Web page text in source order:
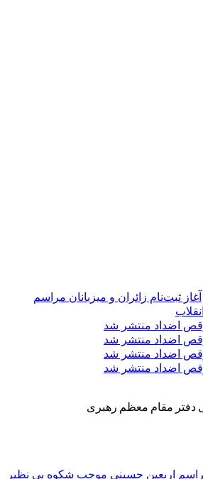
آغاز ثبت‌نام زائران و میزبانان مراسم
اضداد منتشر شد
اضداد منتشر شد
اضداد منتشر شد
اضداد منتشر شد
دفتر مقام معظم رهبری
اربعین حسینی موجب شکوه بی نظیر